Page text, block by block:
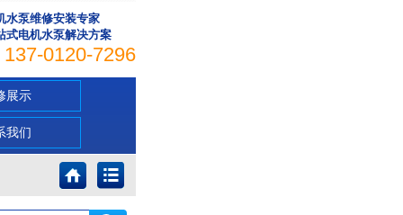
水泵维修安装专家
式电机水泵解决方案
137-0120-7296
展示
我们